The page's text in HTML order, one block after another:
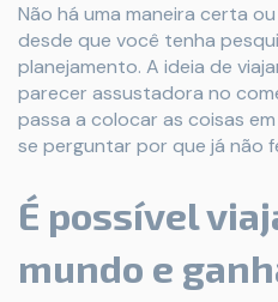
Não há uma maneira certa
desde que você tenha
planejamento. A ideia de
parecer assustadora no
passa a colocar as coisas
se perguntar por que já não
É possível
mundo e